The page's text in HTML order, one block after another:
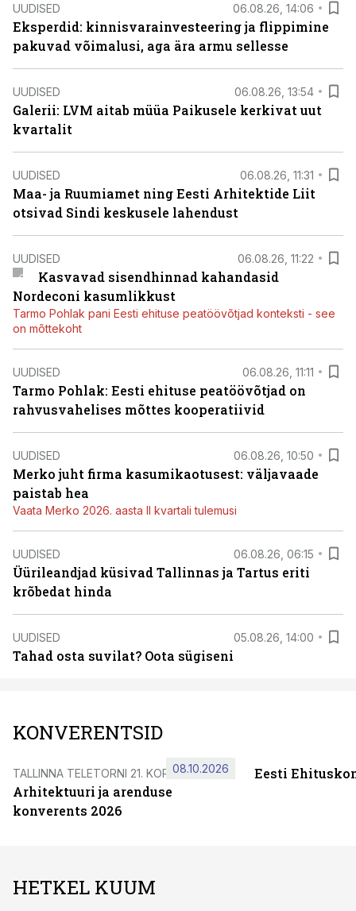
UUDISED 06.08.26, 14:06
Eksperdid: kinnisvarainvesteering ja flippimine
pakuvad võimalusi, aga ära armu sellesse
UUDISED 06.08.26, 13:54
Galerii: LVM aitab müüa Paikusele kerkivat uut
kvartalit
UUDISED 06.08.26, 11:31
Maa- ja Ruumiamet ning Eesti Arhitektide Liit
otsivad Sindi keskusele lahendust
UUDISED 06.08.26, 11:22
Kasvavad sisendhinnad kahandasid
Nordeconi kasumlikkust
Tarmo Pohlak pani Eesti ehituse peatöövõtjad konteksti - see
on mõttekoht
UUDISED 06.08.26, 11:11
Tarmo Pohlak: Eesti ehituse peatöövõtjad on
rahvusvahelises mõttes kooperatiivid
UUDISED 06.08.26, 10:50
Merko juht firma kasumikaotusest: väljavaade
paistab hea
Vaata Merko 2026. aasta II kvartali tulemusi
UUDISED 06.08.26, 06:15
Üürileandjad küsivad Tallinnas ja Tartus eriti
krõbedat hinda
UUDISED 05.08.26, 14:00
Tahad osta suvilat? Oota sügiseni
KONVERENTSID
TALLINNA TELETORNI 21. KORRUSEL
Arhitektuuri ja arenduse
konverents 2026
08.10.2026 Eesti
HETKEL KUUM